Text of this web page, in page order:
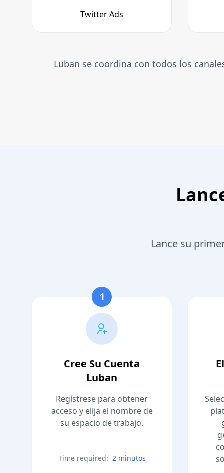
Twitter Ads
Luban se coordina con todos los
Lance su
1
Cree Su Cuenta
Luban
Regístrese para obtener
acceso y elija el nombre de
su espacio de trabajo.
Time required: 2 minutos